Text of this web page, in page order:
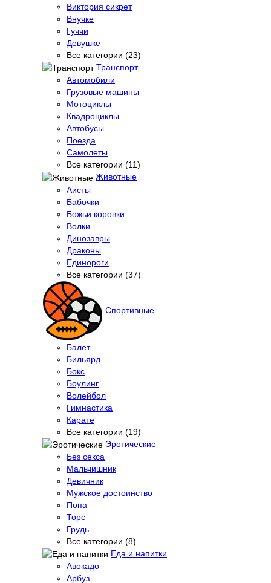
Виктория сикрет
Внучке
Гуччи
Девушке
Все категории (23)
Транспорт
Автомобили
Грузовые машины
Мотоциклы
Квадроциклы
Автобусы
Поезда
Самолеты
Все категории (11)
Животные
Аисты
Бабочки
Божьи коровки
Волки
Динозавры
Драконы
Единороги
Все категории (37)
Спортивные
Балет
Бильярд
Бокс
Боулинг
Волейбол
Гимнастика
Карате
Все категории (19)
Эротические
Без секса
Мальчишник
Девичник
Мужское достоинство
Попа
Торс
Грудь
Все категории (8)
Еда и напитки
Авокадо
Арбуз